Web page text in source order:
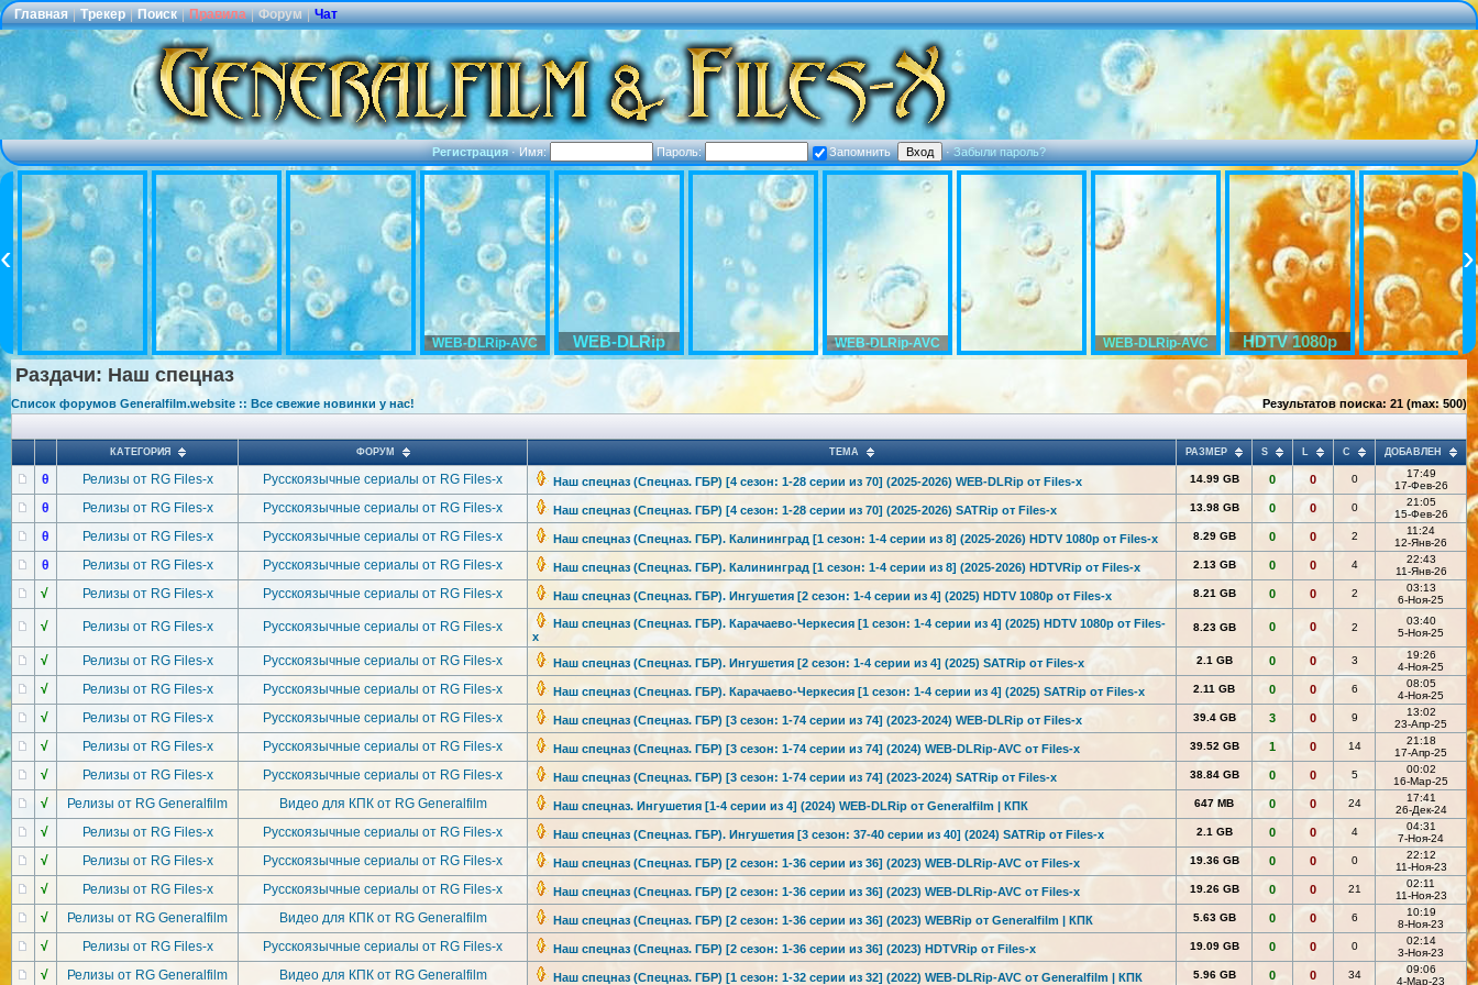
Главная | Трекер | Поиск | Правила | Форум | Чат
Регистрация·Имя: Пароль: Запомнить ·Забыли пароль?
WEB-DLRip-AVC WEB-DLRip WEB-DLRip-AVC WEB-DLRip-AVC HDTV 1080p
Раздачи: Наш спецназ
Список форумов Generalfilm.website :: Все свежие новинки у нас! Результатов поиска: 21 (max: 500)
КАТЕГОРИЯ ФОРУМ ТЕМА РАЗМЕР S C ДОБАВЛЕН
θ Релизы от RG Files-x Русскоязычные сериалы от RG Files-x Наш спецназ (Спецназ. ГБР) [4 сезон: 1-28 серии из 70] (2025-2026) WEB-DLRip от Files-x 14.99 GB 0 0 0
17:49
17-Фев-26
θ Релизы от RG Files-x Русскоязычные сериалы от RG Files-x Наш спецназ (Спецназ. ГБР) [4 сезон: 1-28 серии из 70] (2025-2026) SATRip от Files-x 13.98 GB 0 0 0
21:05
15-Фев-26
θ Релизы от RG Files-x Русскоязычные сериалы от RG Files-x Наш спецназ (Спецназ. ГБР). Калининград [1 сезон: 1-4 серии из 8] (2025-2026) HDTV 1080р от Files-x 8.29 GB 0 0 2
11:24
12-Янв-26
θ Релизы от RG Files-x Русскоязычные сериалы от RG Files-x Наш спецназ (Спецназ. ГБР). Калининград [1 сезон: 1-4 серии из 8] (2025-2026) HDTVRip от Files-x 2.13 GB 0 0 4
22:43
11-Янв-26
√ Релизы от RG Files-x Русскоязычные сериалы от RG Files-x Наш спецназ (Спецназ. ГБР). Ингушетия [2 сезон: 1-4 серии из 4] (2025) HDTV 1080р от Files-x 8.21 GB 0 0 2
03:13
6-Ноя-25
√ Релизы от RG Files-x Русскоязычные сериалы от RG Files-x Наш спецназ (Спецназ. ГБР). Карачаево-Черкесия [1 сезон: 1-4 серии из 4] (2025) HDTV 1080р от Files-
x
8.23 GB 0 0 2
03:40
5-Ноя-25
√ Релизы от RG Files-x Русскоязычные сериалы от RG Files-x Наш спецназ (Спецназ. ГБР). Ингушетия [2 сезон: 1-4 серии из 4] (2025) SATRip от Files-x 2.1 GB 0 0 3
19:26
4-Ноя-25
√ Релизы от RG Files-x Русскоязычные сериалы от RG Files-x Наш спецназ (Спецназ. ГБР). Карачаево-Черкесия [1 сезон: 1-4 серии из 4] (2025) SATRip от Files-x 2.11 GB 0 0 6
08:05
4-Ноя-25
√ Релизы от RG Files-x Русскоязычные сериалы от RG Files-x Наш спецназ (Спецназ. ГБР) [3 сезон: 1-74 серии из 74] (2023-2024) WEB-DLRip от Files-х 39.4 GB 3 0 9
13:02
23-Апр-25
√ Релизы от RG Files-x Русскоязычные сериалы от RG Files-x Наш спецназ (Спецназ. ГБР) [3 сезон: 1-74 серии из 74] (2024) WEB-DLRip-AVC от Files-x 39.52 GB 1 0 14
21:18
17-Апр-25
√ Релизы от RG Files-x Русскоязычные сериалы от RG Files-x Наш спецназ (Спецназ. ГБР) [3 сезон: 1-74 серии из 74] (2023-2024) SATRip от Files-x 38.84 GB 0 0 5
00:02
16-Мар-25
√ Релизы от RG Generalfilm Видео для КПК от RG Generalfilm Наш спецназ. Ингушетия [1-4 серии из 4] (2024) WEB-DLRip от Generalfilm | КПК 647 MB 0 0 24
17:41
26-Дек-24
√ Релизы от RG Files-x Русскоязычные сериалы от RG Files-x Наш спецназ (Спецназ. ГБР). Ингушетия [3 сезон: 37-40 серии из 40] (2024) SATRip от Files-x 2.1 GB 0 0 4
04:31
7-Ноя-24
√ Релизы от RG Files-x Русскоязычные сериалы от RG Files-x Наш спецназ (Спецназ. ГБР) [2 сезон: 1-36 серии из 36] (2023) WEB-DLRip-AVC от Files-x 19.36 GB 0 0 0
22:12
11-Ноя-23
√ Релизы от RG Files-x Русскоязычные сериалы от RG Files-x Наш спецназ (Спецназ. ГБР) [2 сезон: 1-36 серии из 36] (2023) WEB-DLRip-AVC от Files-x 19.26 GB 0 0 21
02:11
11-Ноя-23
√ Релизы от RG Generalfilm Видео для КПК от RG Generalfilm Наш спецназ (Спецназ. ГБР) [2 сезон: 1-36 серии из 36] (2023) WEBRip от Generalfilm | КПК 5.63 GB 0 0 6
10:19
8-Ноя-23
√ Релизы от RG Files-x Русскоязычные сериалы от RG Files-x Наш спецназ (Спецназ. ГБР) [2 сезон: 1-36 серии из 36] (2023) HDTVRip от Files-x 19.09 GB 0 0 0
02:14
3-Ноя-23
√ Релизы от RG Generalfilm Видео для КПК от RG Generalfilm Наш спецназ (Спецназ. ГБР) [1 сезон: 1-32 серии из 32] (2022) WEB-DLRip-AVC от Generalfilm | КПК 5.96 GB 0 0 34
09:06
4-Мар-23